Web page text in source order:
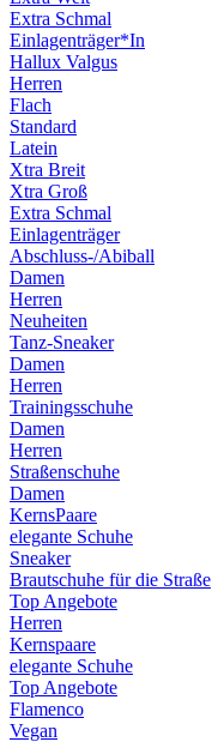
Extra Schmal
Einlagenträger*In
Hallux Valgus
Herren
Flach
Standard
Latein
Xtra Breit
Xtra Groß
Extra Schmal
Einlagenträger
Abschluss-/Abiball
Damen
Herren
Neuheiten
Tanz-Sneaker
Damen
Herren
Trainingsschuhe
Damen
Herren
Straßenschuhe
Damen
KernsPaare
elegante Schuhe
Sneaker
Brautschuhe für die Straße
Top Angebote
Herren
Kernspaare
elegante Schuhe
Top Angebote
Flamenco
Vegan